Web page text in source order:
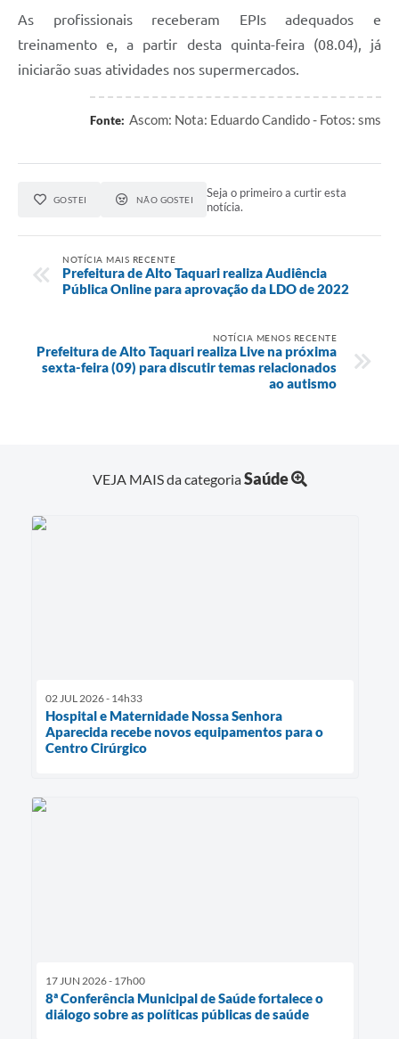
As profissionais receberam EPIs adequados e
treinamento e, a partir desta quinta-feira (08.04), já
iniciarão suas atividades nos supermercados.
Fonte: Ascom: Nota: Eduardo Candido - Fotos: sms
GOSTEI NÃO GOSTEI
Seja o primeiro a curtir esta
notícia.
NOTÍCIA MAIS RECENTE
Prefeitura de Alto Taquari realiza Audiência
Pública Online para aprovação da LDO de 2022
NOTÍCIA MENOS RECENTE
Prefeitura de Alto Taquari realiza Live na próxima
sexta-feira (09) para discutir temas relacionados
ao autismo
VEJA MAIS da categoriaSaúde
02 JUL 2026 - 14h33
Hospital e Maternidade Nossa Senhora
Aparecida recebe novos equipamentos para o
Centro Cirúrgico
17 JUN 2026 - 17h00
8ª Conferência Municipal de Saúde fortalece o
diálogo sobre as políticas públicas de saúde